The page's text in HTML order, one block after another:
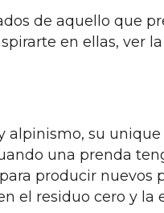
de aquello que
en ellas, ver
alpinismo, su
una prenda
producir nuevos
el residuo cero y la